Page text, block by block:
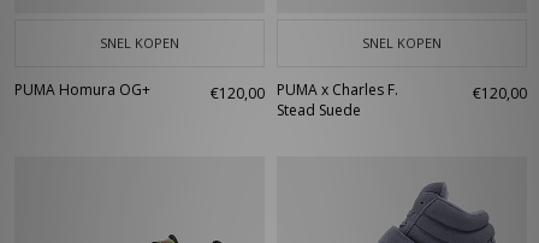
SNEL KOPEN
PUMA Homura OG+ €120,00
SNEL KOPEN
PUMA x Charles F.
Stead Suede
€120,00